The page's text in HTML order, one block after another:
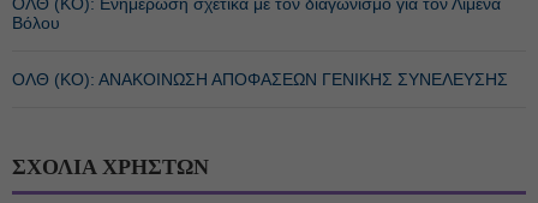
Βόλου
ΟΛΘ (ΚΟ): ΑΝΑΚΟΙΝΩΣΗ ΑΠΟΦΑΣΕΩΝ ΓΕΝΙΚΗΣ ΣΥΝΕΛΕΥΣΗΣ
ΣΧΟΛΙΑ ΧΡΗΣΤΩΝ